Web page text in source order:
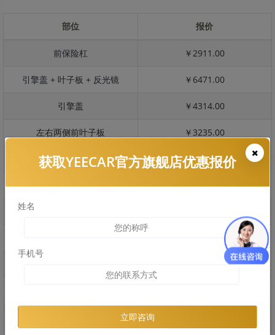
部位 报价
前保险杠 ￥2911.00
引擎盖 + 叶子板 + 反光镜 ￥6471.00
引擎盖 ￥4314.00
左右两侧前叶子板 ￥3235.00
反光镜 ￥646.00
后保险杠 ￥2629.00
￥2100.00
￥3733.00
获取YEECAR官方旗舰店优惠报价
姓名
手机号
立即咨询